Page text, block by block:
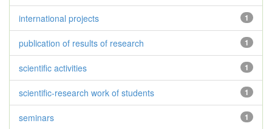
1
international projects
1
publication of results of research
1
scientific activities
1
scientific-research work of students
1
seminars